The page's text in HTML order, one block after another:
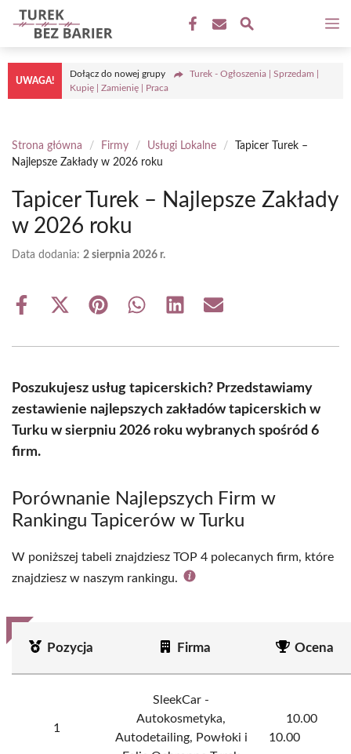
Przejdź
do
treści
UWAGA!
Dołącz do nowej grupy
Turek - Ogłoszenia | Sprzedam |
Kupię | Zamienię | Praca
Strona główna / Firmy / Usługi Lokalne /
Tapicer Turek –
Najlepsze Zakłady w 2026 roku
Tapicer Turek – Najlepsze Zakłady
w 2026 roku
Data dodania: 2 sierpnia 2026 r.
Share
Share
(Twitter)
Share Share Share Share
Poszukujesz usług tapicerskich? Przedstawiamy
zestawienie najlepszych zakładów tapicerskich w
Turku w sierpniu 2026 roku wybranych spośród 6
firm.
Porównanie Najlepszych Firm w
Rankingu Tapicerów w Turku
W poniższej tabeli znajdziesz TOP 4 polecanych firm, które
znajdziesz w naszym rankingu.
Pozycja Firma Ocena
1
SleekCar -
Autokosmetyka,
Autodetailing, Powłoki i
10.00
10.00